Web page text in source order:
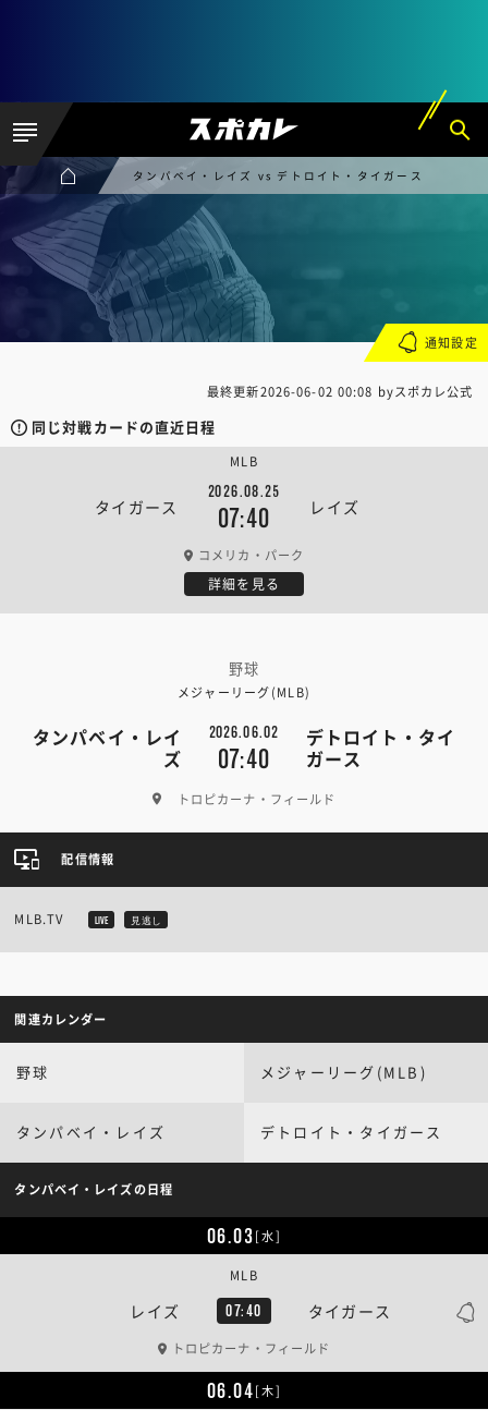
タンパベイ・レイズ vs デトロイト・タイガース
最終更新2026-06-02 00:08 byスポカレ公式
同じ対戦カードの直近日程
タイガース
2026.08.25
07:40 レイズ
MLB
コメリカ・パーク
詳細を見る
野球
メジャーリーグ(MLB)
タンパベイ・レイ
ズ
2026.06.02
07:40
デトロイト・タイ
ガース
トロピカーナ・フィールド
通知設定
配信情報
MLB.TV LIVE 見逃し
関連カレンダー
野球 メジャーリーグ(MLB)
タンパベイ・レイズ デトロイト・タイガース
タンパベイ・レイズの日程
06.03[水]
レイズ 07:40 タイガース
MLB
トロピカーナ・フィールド
06.04[木]